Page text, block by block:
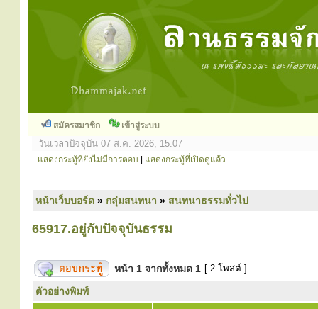
สมัครสมาชิก เข้าสู่ระบบ
วันเวลาปัจจุบัน 07 ส.ค. 2026, 15:07
แสดงกระทู้ที่ยังไม่มีการตอบ แสดงกระทู้ที่เปิดดูแล้ว
หน้าเว็บบอร์ด » กลุ่มสนทนา » สนทนาธรรมทั่วไป
65917.อยู่กับปัจจุบันธรรม
หน้า 1 จากทั้งหมด 1 [ 2 โพสต์ ]
ตัวอย่างพิมพ์